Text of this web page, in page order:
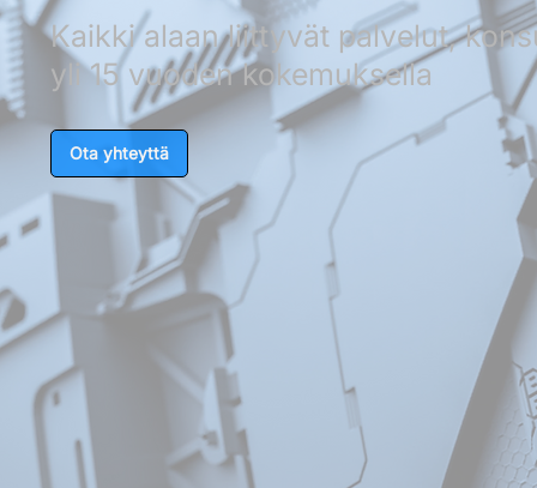
Kaikki alaan liittyvät palvelut,
yli 15 vuoden kokemuksella
Ota yhteyttä